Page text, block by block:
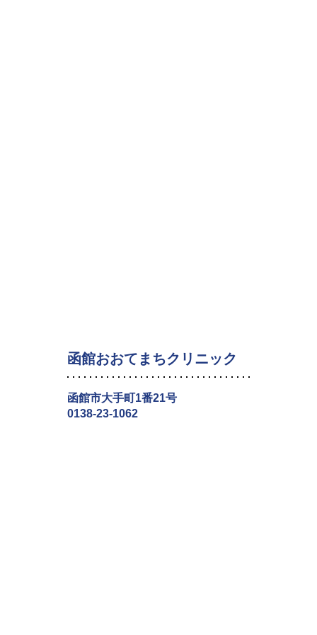
函館おおてまちクリニック
函館市大手町1番21号
0138-23-1062